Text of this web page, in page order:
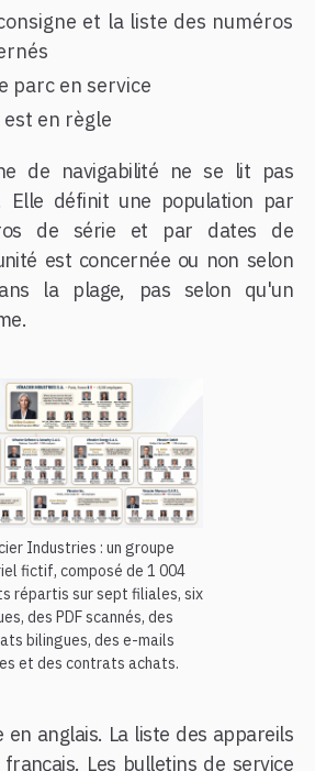
et la liste des numéros
parc en service
en règle
de navigabilité ne se lit pas
Elle définit une population par
de série et par dates de
est concernée ou non selon
la plage, pas selon qu'un
Industries : un groupe
fictif, composé de 1 004
répartis sur sept filiales, six
des PDF scannés, des
bilingues, des e-mails
et des contrats achats.
en anglais. La liste des appareils
Les bulletins de service